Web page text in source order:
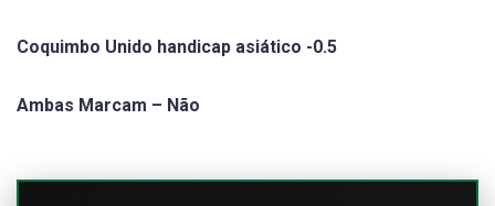
Coquimbo Unido handicap asiático -0.5
Ambas Marcam – Não